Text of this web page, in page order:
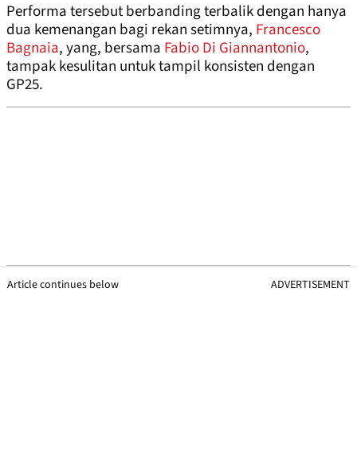
Performa tersebut berbanding terbalik dengan hanya
dua kemenangan bagi rekan setimnya, Francesco
Bagnaia, yang, bersama Fabio Di Giannantonio,
tampak kesulitan untuk tampil konsisten dengan
GP25.
Article continues below ADVERTISEMENT